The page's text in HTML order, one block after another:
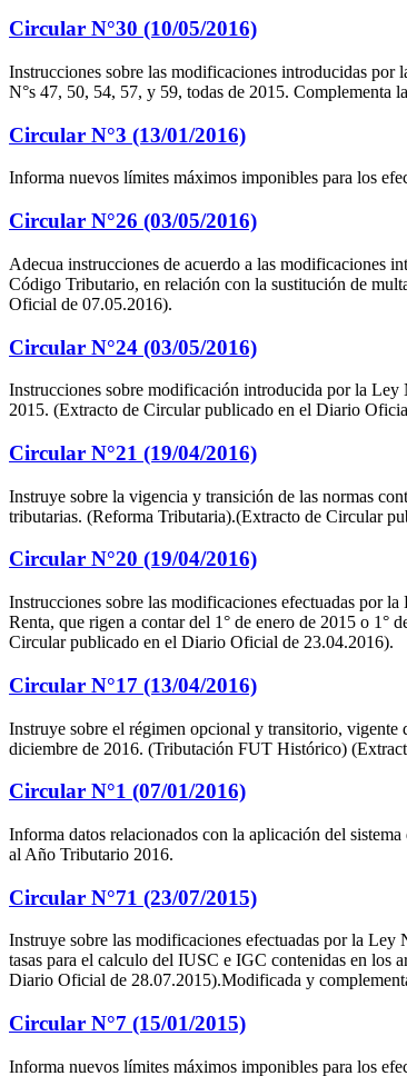
Circular N°30 (10/05/2016)
Instrucciones sobre las modificaciones introducidas
N°s 47, 50, 54, 57, y 59, todas de 2015.
Circular N°3 (13/01/2016)
Informa nuevos límites máximos imponibles para los
Circular N°26 (03/05/2016)
Adecua instrucciones de acuerdo a las modificaciones
Código Tributario, en relación con la sustitución de
Oficial de 07.05.2016).
Circular N°24 (03/05/2016)
Instrucciones sobre modificación introducida por la
2015. (Extracto de Circular publicado en el Diario
Circular N°21 (19/04/2016)
Instruye sobre la vigencia y transición de las normas
tributarias. (Reforma Tributaria).(Extracto de Circular
Circular N°20 (19/04/2016)
Instrucciones sobre las modificaciones efectuadas por
Renta, que rigen a contar del 1° de enero de 2015 o 1°
Circular publicado en el Diario Oficial de 23.04.2016).
Circular N°17 (13/04/2016)
Instruye sobre el régimen opcional y transitorio, vigente
diciembre de 2016. (Tributación FUT Histórico)
Circular N°1 (07/01/2016)
Informa datos relacionados con la aplicación del
al Año Tributario 2016.
Circular N°71 (23/07/2015)
Instruye sobre las modificaciones efectuadas por la Ley
tasas para el calculo del IUSC e IGC contenidas en los
Diario Oficial de 28.07.2015).Modificada y
Circular N°7 (15/01/2015)
Informa nuevos límites máximos imponibles para los